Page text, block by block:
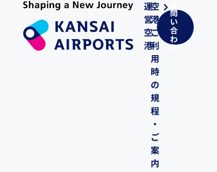
運
営
空
港
空
港
ご
利
用
時
の
規
程
・
ご
案
内
問
い
合
わ
せ